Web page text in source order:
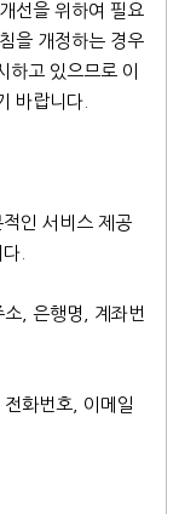
선을 위하여 필요
을 개정하는 경우
하고 있으므로 이
바랍니다.
인 서비스 제공
.
, 은행명, 계좌번
화번호, 이메일